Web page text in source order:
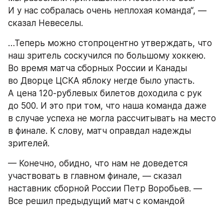
И у нас собралась очень неплохая команда“, —
сказал Невеселы.
…Теперь можно стопроцентно утверждать, что
наш зритель соскучился по большому хоккею.
Во время матча сборных России и Канады
во Дворце ЦСКА яблоку негде было упасть.
А цена 120-рублевых билетов доходила с рук
до 500. И это при том, что наша команда даже
в случае успеха не могла рассчитывать на место
в финале. К слову, матч оправдал надежды
зрителей.
— Конечно, обидно, что нам не доведется
участвовать в главном финале, — сказал
наставник сборной России Петр Воробьев. —
Все решил предыдущий матч с командой